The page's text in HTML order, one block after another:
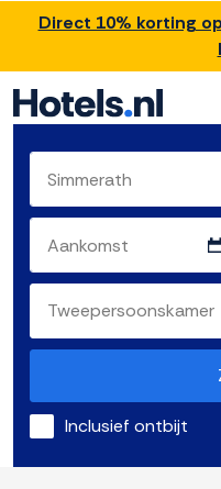
Direct 10% korting
Inclusief ontbijt